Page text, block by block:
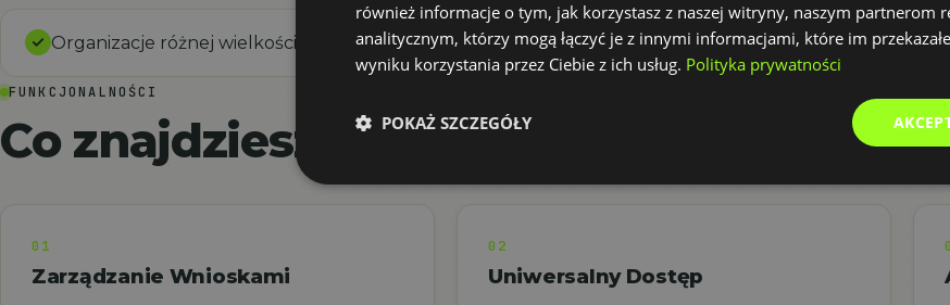
Organizacje różnej wielkości - od małych firm po duże korporacje
FUNKCJONALNOŚCI
Co znajdziesz w aplikacji
01
Zarządzanie Wnioskami
02
Uniwersalny Dostęp
również informacje o tym, jak korzystasz z naszej witryny, naszym partnerom
analitycznym, którzy mogą łączyć je z innymi informacjami, które im
wyniku korzystania przez Ciebie z ich usług. Polityka prywatności
POKAŻ SZCZEGÓŁY